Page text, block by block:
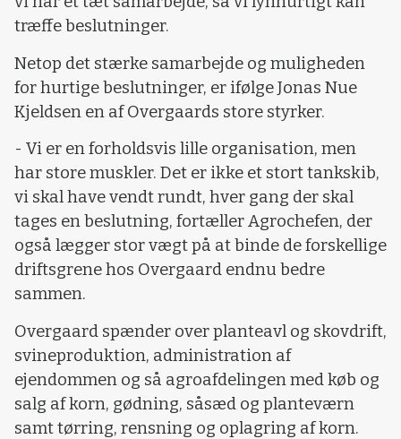
træffe beslutninger.
Netop det stærke samarbejde og muligheden
for hurtige beslutninger, er ifølge Jonas Nue
Kjeldsen en af Overgaards store styrker.
- Vi er en forholdsvis lille organisation, men
har store muskler. Det er ikke et stort tankskib,
vi skal have vendt rundt, hver gang der skal
tages en beslutning, fortæller Agrochefen, der
også lægger stor vægt på at binde de forskellige
driftsgrene hos Overgaard endnu bedre
sammen.
Overgaard spænder over planteavl og skovdrift,
svineproduktion, administration af
ejendommen og så agroafdelingen med køb og
salg af korn, gødning, såsæd og planteværn
samt tørring, rensning og oplagring af korn.